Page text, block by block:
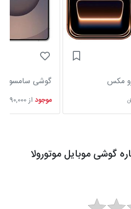
گوشی سامسونگ Galaxy S25 Ultra
موجود از
گوشی موبایل موتورولا